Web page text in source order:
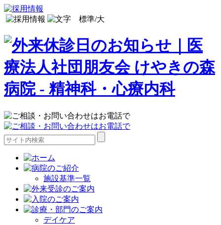
施設基準一覧
デイケア